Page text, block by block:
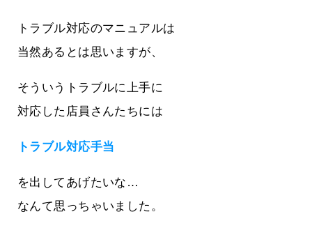
トラブル対応のマニュアルは
当然あるとは思いますが、
そういうトラブルに上手に
対応した店員さんたちには
トラブル対応手当
を出してあげたいな…
なんて思っちゃいました。